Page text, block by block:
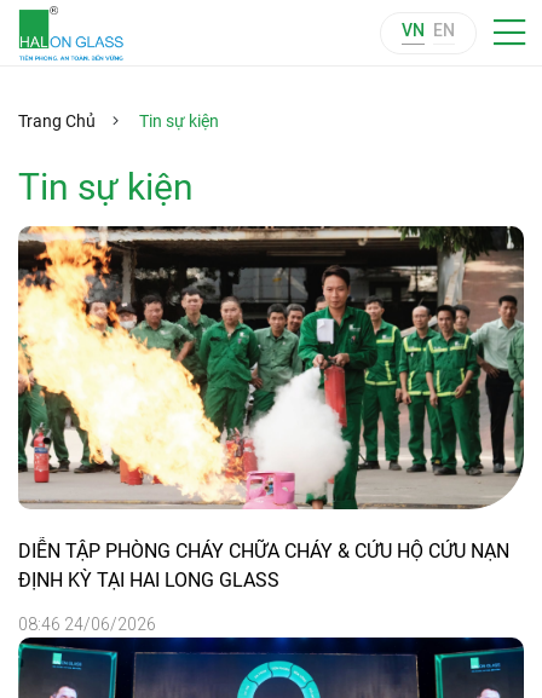
VN EN
Trang Chủ Tin sự kiện
Tin sự kiện
DIỄN TẬP PHÒNG CHÁY CHỮA CHÁY & CỨU HỘ CỨU NẠN
ĐỊNH KỲ TẠI HAI LONG GLASS
08:46 24/06/2026